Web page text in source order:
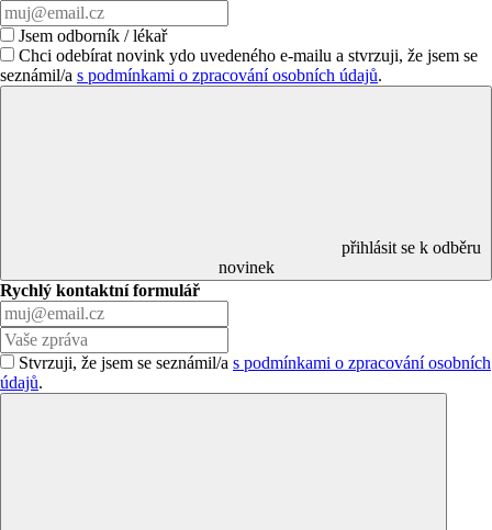
Jsem odborník / lékař
Chci odebírat novink ydo uvedeného e-mailu a stvrzuji, že jsem se
seznámil/a s podmínkami o zpracování osobních údajů.
přihlásit se k odběru
novinek
Rychlý kontaktní formulář
Stvrzuji, že jsem se seznámil/a s podmínkami o zpracování osobních
údajů.